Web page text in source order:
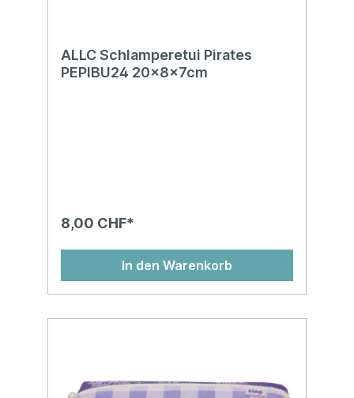
ALLC Schlamperetui Pirates
PEPIBU24 20x8x7cm
8,00 CHF*
In den Warenkorb